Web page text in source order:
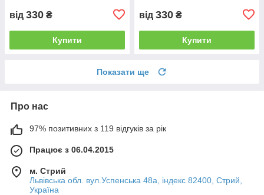
від 330 ₴
Купити
від 330 ₴
Купити
Показати ще
Про нас
97% позитивних з 119 відгуків за рік
Працює з 06.04.2015
м. Стрий
Львівська обл. вул.Успенська 48а, індекс 82400, Стрий,
Україна